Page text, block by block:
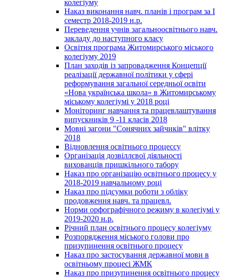
колегіуму
Наказ виконання навч. планів і програм за І
семестр 2018-2019 н.р.
Переведення учнів загальноосвітнього навч.
закладу до наступного класу
Освітня програма Житомирського міського
колегіуму 2019
План заходів із запровадження Концепції
реалізації державної політики у сфері
реформування загальної середньої освіти
«Нова українська школа» в Житомирському
міському колегіумі у 2018 році
Моніторинг навчання та працевлаштування
випускників 9 -11 класів 2018
Мовні загони "Сонячних зайчиків" влітку
2018
Відновлення освітнього процессу
Організація дозвіллєвої діяльності
вихованців пришкільного табору
Наказ про організацію освітнього процесу у
2018-2019 навчальному році
Наказ про підсумки роботи з обліку
продовження навч. та працевл.
Норми орфографічного режиму в колегіумі у
2019-2020 н.р.
Річний план освітнього процесу колегіуму
Розпорядження міського голови про
призупинення освітнього процесу
Наказ про застосування державної мови в
освітньому процесі ЖМК
Наказ про призупинення освітнього процесу